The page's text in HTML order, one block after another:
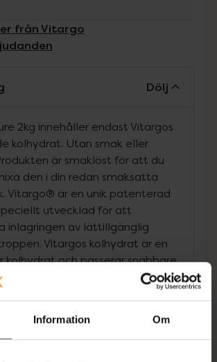
Information Om
från Vitargo
Dölj
2kg innehåller endast Vitargos
kolhydrat. Utan smak eller
är smaklöst för att du
den i din redan smaksatta
Vitargo® är en unik patenterad
utvecklad för att
inlagringen av lättillgänglig
Vitargos kolhydrat är en
kolhydrat och passerar snabbare
så att din kropp kan ta
för osmolalitet. Ju lägre
snabbare magtömning. Kliniska